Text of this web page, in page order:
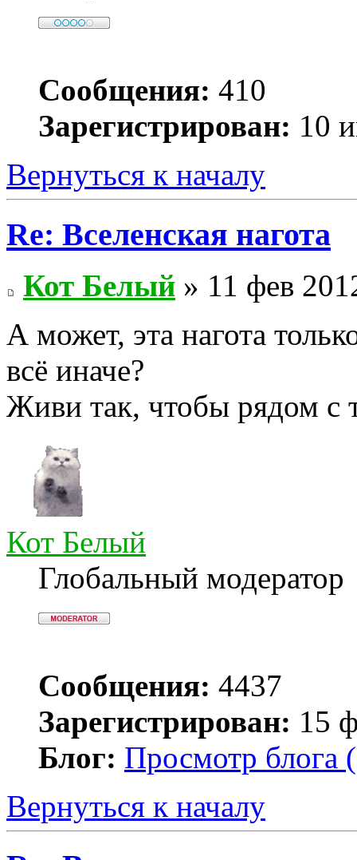
Сообщения: 410
Зарегистрирован: 10
Вернуться к началу
Re: Вселенская нагота
Кот Белый » 11 фев
А может, эта нагота
всё иначе?
Живи так, чтобы рядом с
Кот Белый
Глобальный модератор
Сообщения: 4437
Зарегистрирован: 15
Блог: Просмотр блога
Вернуться к началу